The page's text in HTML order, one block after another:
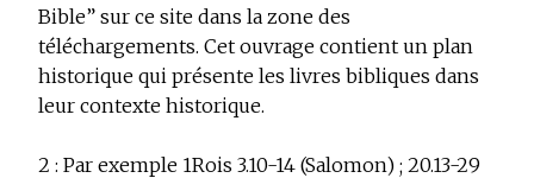
Bible” sur ce site dans la zone des
téléchargements. Cet ouvrage contient un plan
historique qui présente les livres bibliques dans
leur contexte historique.
2 : Par exemple 1Rois 3.10-14 (Salomon) ; 20.13-29